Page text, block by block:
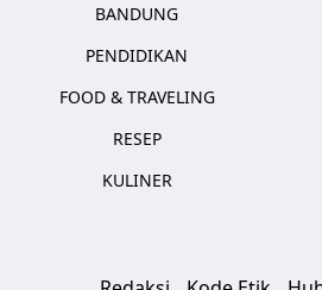
BANDUNG
PENDIDIKAN
FOOD & TRAVELING
RESEP
KULINER